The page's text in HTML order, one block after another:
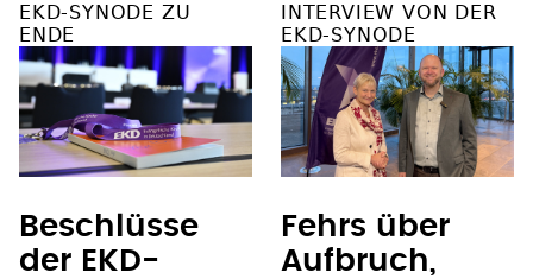
EKD-SYNODE ZU
ENDE
Beschlüsse
der EKD-
INTERVIEW VON DER
EKD-SYNODE
Fehrs über
Aufbruch,